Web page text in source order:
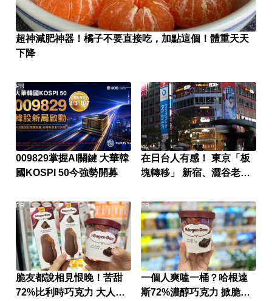
超神減肥神器！橘子不要直接吃，加點這個！體重天天
下降
009829掌握AI關鍵 大華韓
國KOSPI 50今強勢開募
PR
在日台人有感！ 東京「板
塊轉移」 新宿、澀谷老
脆友都說相見恨晚！苦甜
72%比利時巧克力 大人味
PR
一個人爽嗑一桶？哈根達
斯72%濃醇巧克力 掀脆友
PR